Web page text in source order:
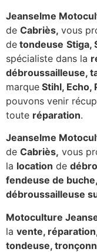
Jeanselme
de Cabriès, vous
de tondeuse Stiga,
spécialiste dans la
débroussailleuse,
marque Stihl, Echo,
pouvons venir
toute réparation.
Jeanselme
de Cabriès, vous
la location de
fendeuse de
débroussailleuse
Motoculture
la vente,
tondeuse,